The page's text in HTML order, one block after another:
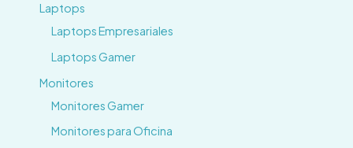
Laptops
Laptops Empresariales
Laptops Gamer
Monitores
Monitores Gamer
Monitores para Oficina